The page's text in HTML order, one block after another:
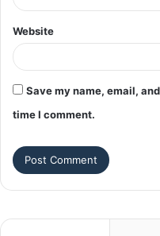
Website
Save my name, email,
time I comment.